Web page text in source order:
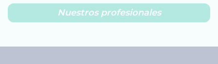
Nuestros profesionales